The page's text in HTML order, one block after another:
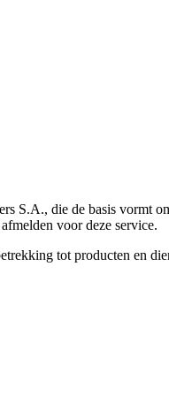
S.A., die de basis vormt
voor deze service.
tot producten en